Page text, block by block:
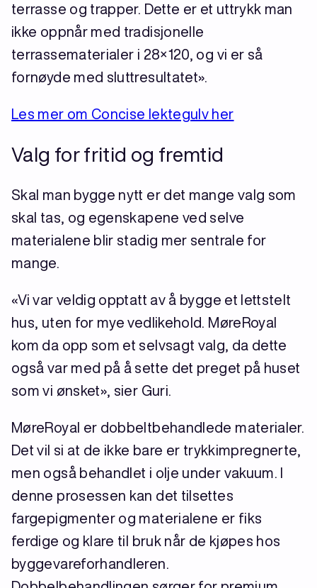
terrasse og trapper. Dette er et uttrykk man
ikke oppnår med tradisjonelle
terrassematerialer i 28×120, og vi er så
fornøyde med sluttresultatet».
Les mer om Concise lektegulv her
Valg for fritid og fremtid
Skal man bygge nytt er det mange valg som
skal tas, og egenskapene ved selve
materialene blir stadig mer sentrale for
mange.
«Vi var veldig opptatt av å bygge et lettstelt
hus, uten for mye vedlikehold. MøreRoyal
kom da opp som et selvsagt valg, da dette
også var med på å sette det preget på huset
som vi ønsket», sier Guri.
MøreRoyal er dobbeltbehandlede materialer.
Det vil si at de ikke bare er trykkimpregnerte,
men også behandlet i olje under vakuum. I
denne prosessen kan det tilsettes
fargepigmenter og materialene er fiks
ferdige og klare til bruk når de kjøpes hos
byggevareforhandleren.